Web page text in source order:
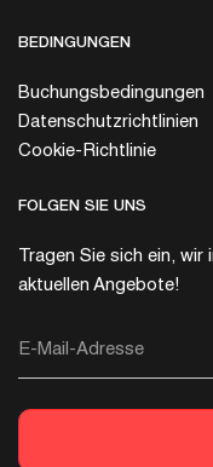
BEDINGUNGEN
Buchungsbedingungen
Datenschutzrichtlinien
Cookie-Richtlinie
FOLGEN SIE UNS
Tragen Sie sich ein,
aktuellen Angebote!
E-Mail-Adresse